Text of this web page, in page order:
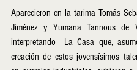
Aparecieron en la tarima Tomás
Jiménez y Yumana Tannous de
interpretando  La Casa que,
creación de estos jovensísimos